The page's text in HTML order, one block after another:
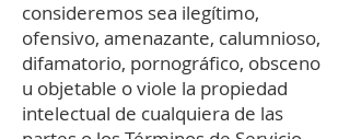
consideremos sea ilegítimo,
ofensivo, amenazante, calumnioso,
difamatorio, pornográfico, obsceno
u objetable o viole la propiedad
intelectual de cualquiera de las